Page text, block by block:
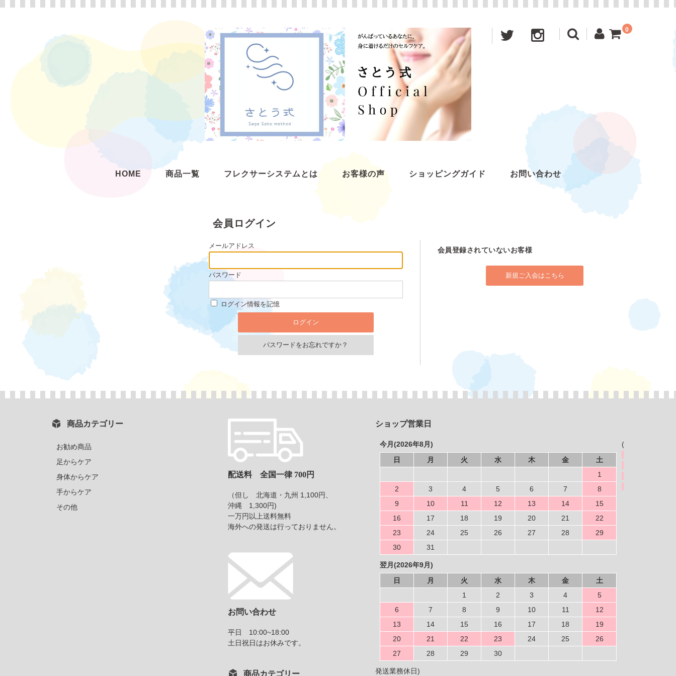
0
HOME 商品一覧 フレクサーシステムとは お客様の声 ショッピングガイド お問い合わせ
会員ログイン
メールアドレス
パスワード
ログイン情報を記憶
パスワードをお忘れですか？
会員登録されていないお客様
新規ご入会はこちら
商品カテゴリー
お勧め商品
足からケア
身体からケア
手からケア
その他
配送料 全国一律 700円
（但し 北海道・九州 1,100円、
沖縄 1,300円)
一万円以上送料無料
海外への発送は行っておりません。
お問い合わせ
平日 10:00~18:00
土日祝日はお休みです。
商品カテゴリー
ショップ営業日
今月(2026年8月)
日
月 火 水 木 金
土
1
2
3 4 5 6 7
8
9
10 11 12 13 14
15
16
17 18 19 20 21
22
23
24 25 26 27 28
29
30
31
翌月(2026年9月)
日
月 火 水 木 金
土
1
2 3 4
5
6
7 8 9 10 11
12
13
14 15 16 17 18
19
20
21 22 23 24 25
26
27
28 29 30
(
発送業務休日)